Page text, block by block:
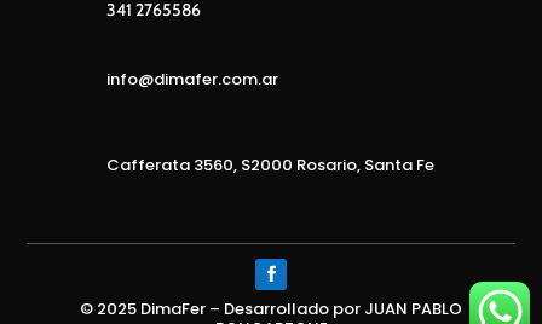
341 2765586
info@dimafer.com.ar
Cafferata 3560, S2000 Rosario, Santa Fe
© 2025 DimaFer – Desarrollado por JUAN PABLO